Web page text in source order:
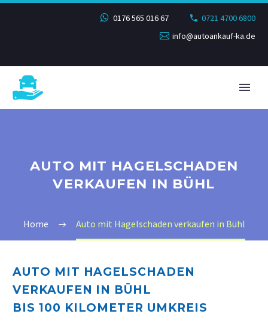
0176 565 016 67
0721 4700 6800
info@autoankauf-ka.de
AUTO MIT HAGELSCHADEN
VERKAUFEN IN BÜHL
Home Auto mit Hagelschaden verkaufen in Bühl
AUTO MIT HAGELSCHADEN
VERKAUFEN IN BÜHL
BIS 100 KILOMETER UMKREIS